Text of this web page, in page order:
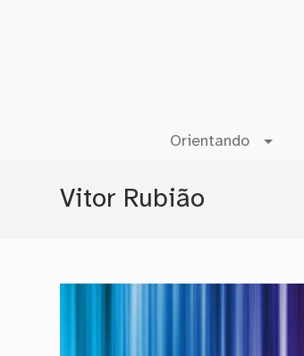
Orientando
Vitor Rubião